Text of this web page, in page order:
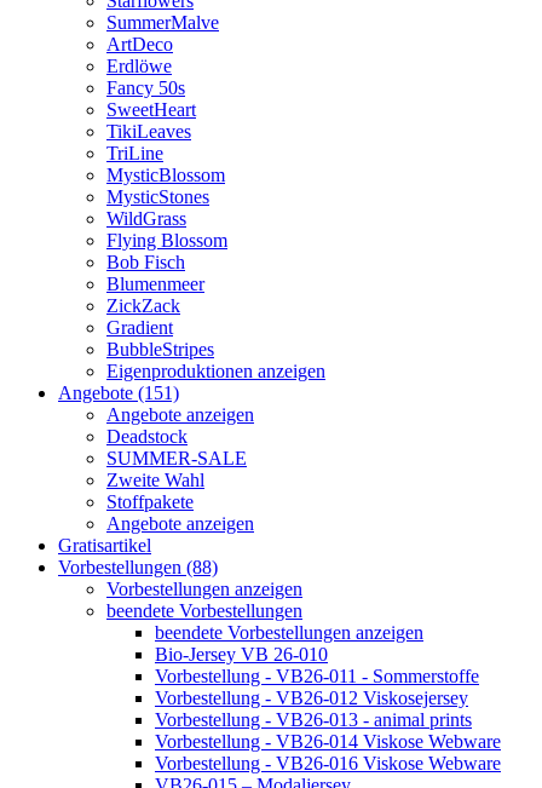
SummerMalve
ArtDeco
Erdlöwe
Fancy 50s
SweetHeart
TikiLeaves
TriLine
MysticBlossom
MysticStones
WildGrass
Flying Blossom
Bob Fisch
Blumenmeer
ZickZack
Gradient
BubbleStripes
Eigenproduktionen anzeigen
Angebote (151)
Angebote anzeigen
Deadstock
SUMMER-SALE
Zweite Wahl
Stoffpakete
Angebote anzeigen
Gratisartikel
Vorbestellungen (88)
Vorbestellungen anzeigen
beendete Vorbestellungen
beendete Vorbestellungen anzeigen
Bio-Jersey VB 26-010
Vorbestellung - VB26-011 - Sommerstoffe
Vorbestellung - VB26-012 Viskosejersey
Vorbestellung - VB26-013 - animal prints
Vorbestellung - VB26-014 Viskose Webware
Vorbestellung - VB26-016 Viskose Webware